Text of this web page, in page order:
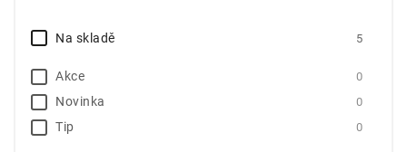
Na skladě 5
Akce 0
Novinka 0
Tip 0